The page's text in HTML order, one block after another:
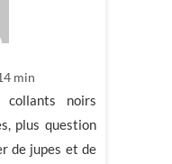
min
noirs
plus question
de jupes et de